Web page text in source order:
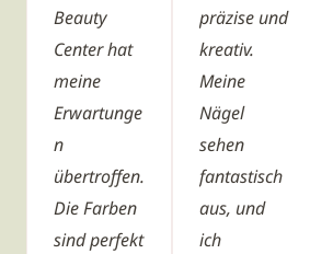
Beauty
Center hat
meine
Erwartunge
n
übertroffen.
Die Farben
sind perfekt
präzise und
kreativ.
Meine
Nägel
sehen
fantastisch
aus, und
ich